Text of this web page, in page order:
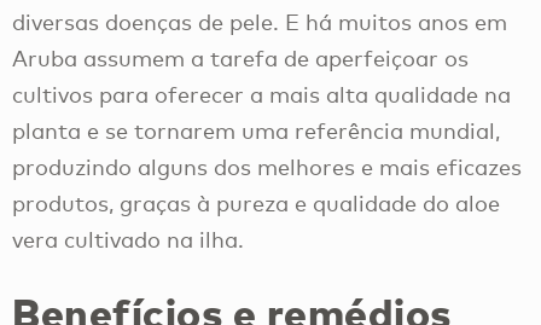
diversas doenças de pele. E há muitos anos em
Aruba assumem a tarefa de aperfeiçoar os
cultivos para oferecer a mais alta qualidade na
planta e se tornarem uma referência mundial,
produzindo alguns dos melhores e mais eficazes
produtos, graças à pureza e qualidade do aloe
vera cultivado na ilha.
Benefícios e remédios